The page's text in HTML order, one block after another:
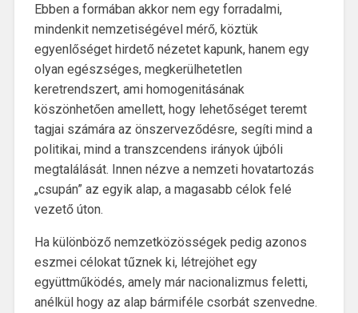
Ebben a formában akkor nem egy forradalmi,
mindenkit nemzetiségével mérő, köztük
egyenlőséget hirdető nézetet kapunk, hanem egy
olyan egészséges, megkerülhetetlen
keretrendszert, ami homogenitásának
köszönhetően amellett, hogy lehetőséget teremt
tagjai számára az önszerveződésre, segíti mind a
politikai, mind a transzcendens irányok újbóli
megtalálását. Innen nézve a nemzeti hovatartozás
„csupán” az egyik alap, a magasabb célok felé
vezető úton.
Ha különböző nemzetközösségek pedig azonos
eszmei célokat tűznek ki, létrejöhet egy
együttműködés, amely már nacionalizmus feletti,
anélkül hogy az alap bármiféle csorbát szenvedne.